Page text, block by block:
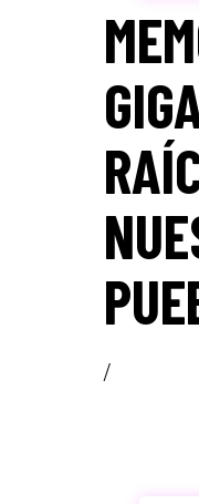
/